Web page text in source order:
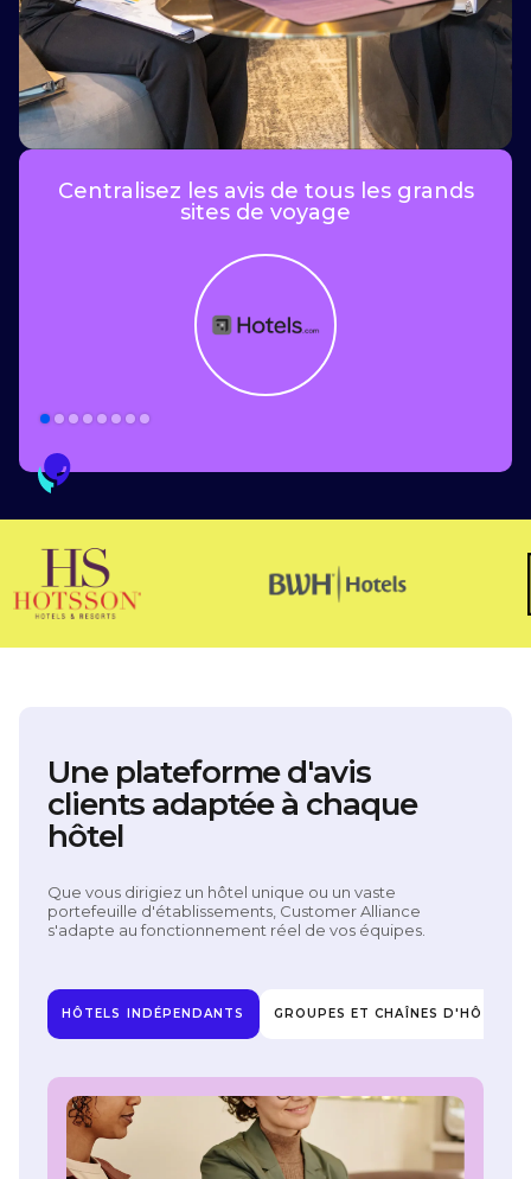
Centralisez les avis de tous les grands
sites de voyage
Une plateforme d'avis
clients adaptée à chaque
hôtel
Que vous dirigiez un hôtel unique ou un vaste
portefeuille d'établissements, Customer Alliance
s'adapte au fonctionnement réel de vos équipes.
HÔTELS INDÉPENDANTS GROUPES ET CHAÎNES D'HÔTELS